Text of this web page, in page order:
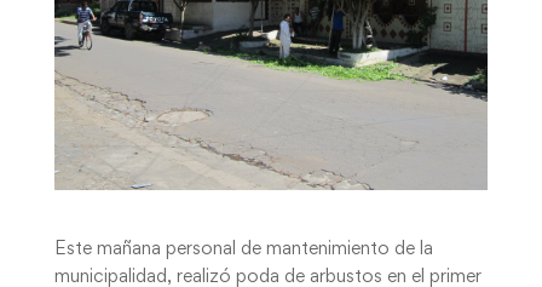
Este mañana personal de mantenimiento de la
municipalidad, realizó poda de arbustos en el primer